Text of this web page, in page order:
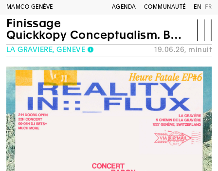
MAMCO GENÈVE AGENDA COMMUNAUTÉ EN FR
Finissage
Quickkopy Conceptualism. Bay Area Dada to Bay Area Punk
LA GRAVIÈRE, GENÈVE 19.06.26, minuit